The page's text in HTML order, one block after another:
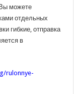
можете
отдельных
гибкие, отправка
в
rulonnye-